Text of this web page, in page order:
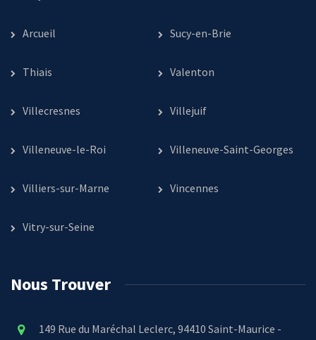
Arcueil Sucy-en-Brie
Thiais Valenton
Villecresnes Villejuif
Villeneuve-le-Roi Villeneuve-Saint-Georges
Villiers-sur-Marne Vincennes
Vitry-sur-Seine
Nous Trouver
149 Rue du Maréchal Leclerc, 94410 Saint-Maurice -